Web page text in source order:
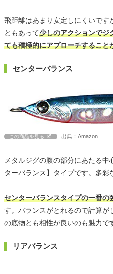
飛距離はあまり安定しにくいです
ともあって少しのアクションでジ
ても積極的にアプローチすること
センターバランス
この商品を見る 出典：Amazon
メタルジグの腹の部分にあたる
ターバランス】タイプです。多彩
センターバランスタイプの一番の
す。バランスがとれるので計算
の底物とも相性が良いのも魅力で
リアバランス